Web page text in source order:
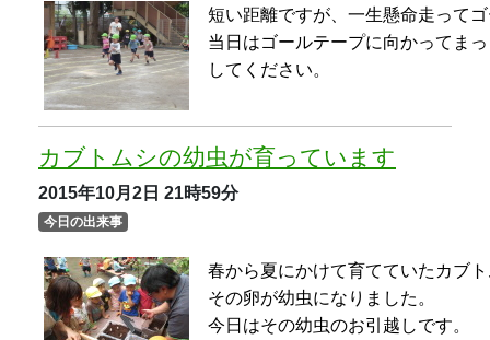
カブトムシに詳しいお父様に手伝
をしました。
いつのまにかこんなに大きくなっ
ます。
園庭でおうちごっこ（４歳児ことり
組・りす組）
2015年10月2日21時59分
今日の出来事